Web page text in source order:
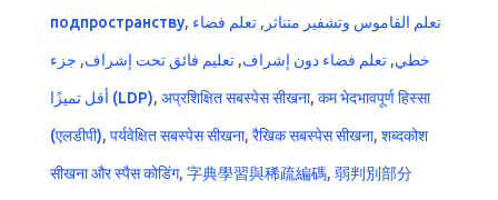
подпространству, تعلم القاموس وتشفير متناثر ,تعلم فضاء
خطي,تعلم فضاء دون إشراف,تعليم فائق تحت إشراف, جزء
أقل تميزًا (LDP), अप्रशिक्षित सबस्पेस सीखना, कम भेदभावपूर्ण हिस्सा
(एलडीपी), पर्यवेक्षित सबस्पेस सीखना, रैखिक सबस्पेस सीखना, शब्दकोश
सीखना और स्पैस कोडिंग, 字典學習與稀疏編碼, 弱判別部分